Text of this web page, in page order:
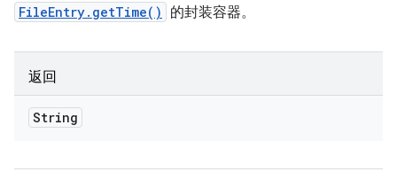
FileEntry.getTime() 的封装容器。
返回
String